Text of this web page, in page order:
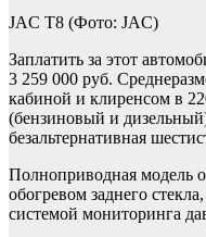
JAC T8 (Фото: JAC)
Заплатить за этот
3 259 000 руб.
кабиной и клиренсом в
(бензиновый и
безальтернативная
Полноприводная модель
обогревом заднего
системой мониторинга